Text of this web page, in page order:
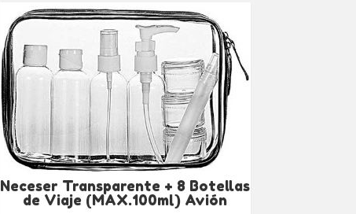
Neceser Transparente + 8 Botellas
de Viaje (MAX.100ml) Avión